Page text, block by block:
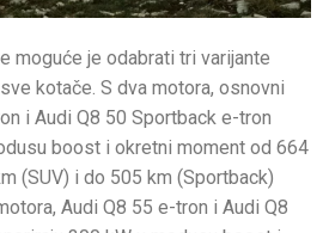
moguće je odabrati tri varijante
kotače. S dva motora, osnovni
i Audi Q8 50 Sportback e-tron
boost i okretni moment od 664
(SUV) i do 505 km (Sportback)
Audi Q8 55 e-tron i Audi Q8